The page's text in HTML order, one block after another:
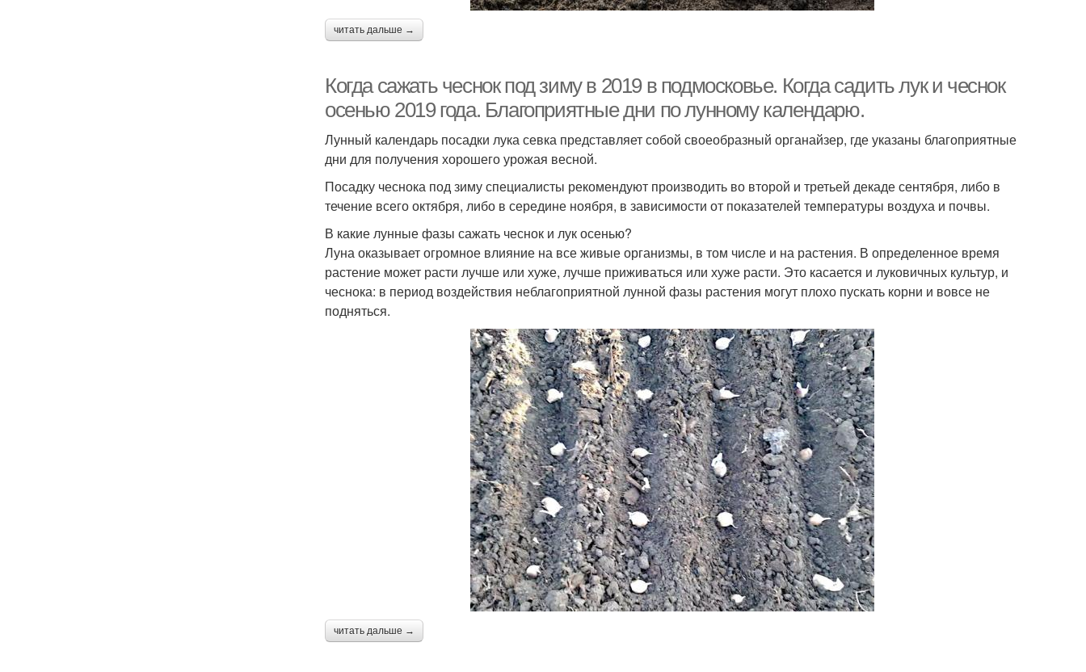
читать дальше →
Когда сажать чеснок под зиму в 2019 в подмосковье. Когда садить лук и чеснок
осенью 2019 года. Благоприятные дни по лунному календарю.
Лунный календарь посадки лука севка представляет собой своеобразный органайзер, где указаны благоприятные
дни для получения хорошего урожая весной.
Посадку чеснока под зиму специалисты рекомендуют производить во второй и третьей декаде сентября, либо в
течение всего октября, либо в середине ноября, в зависимости от показателей температуры воздуха и почвы.
В какие лунные фазы сажать чеснок и лук осенью?
Луна оказывает огромное влияние на все живые организмы, в том числе и на растения. В определенное время
растение может расти лучше или хуже, лучше приживаться или хуже расти. Это касается и луковичных культур, и
чеснока: в период воздействия неблагоприятной лунной фазы растения могут плохо пускать корни и вовсе не
подняться.
читать дальше →